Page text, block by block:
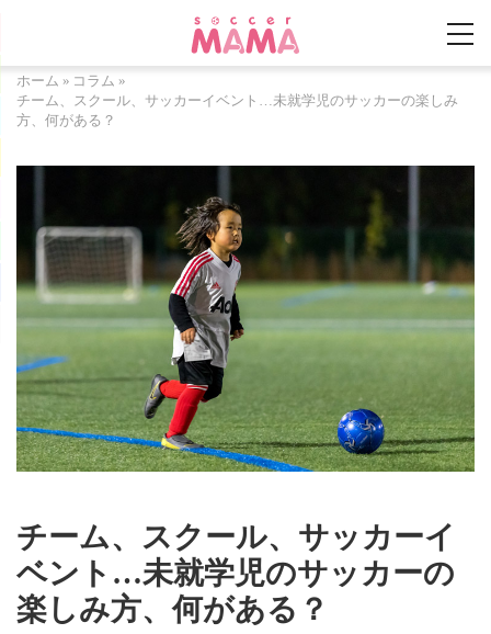
ホーム » コラム »
チーム、スクール、サッカーイベント…未就学児のサッカーの楽しみ
方、何がある？
チーム、スクール、サッカーイ
ベント…未就学児のサッカーの
楽しみ方、何がある？